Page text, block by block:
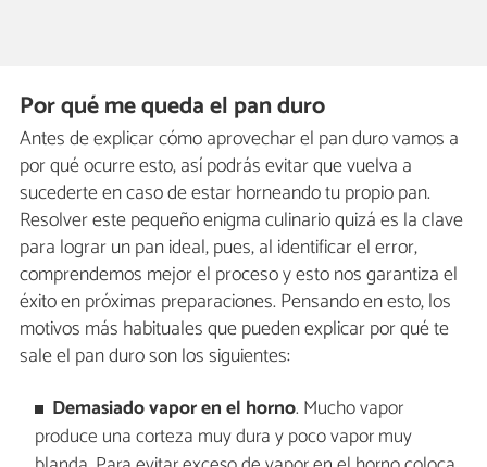
Por qué me queda el pan duro
Antes de explicar cómo aprovechar el pan duro vamos a
por qué ocurre esto, así podrás evitar que vuelva a
sucederte en caso de estar horneando tu propio pan.
Resolver este pequeño enigma culinario quizá es la clave
para lograr un pan ideal, pues, al identificar el error,
comprendemos mejor el proceso y esto nos garantiza el
éxito en próximas preparaciones. Pensando en esto, los
motivos más habituales que pueden explicar por qué te
sale el pan duro son los siguientes:
Demasiado vapor en el horno. Mucho vapor
produce una corteza muy dura y poco vapor muy